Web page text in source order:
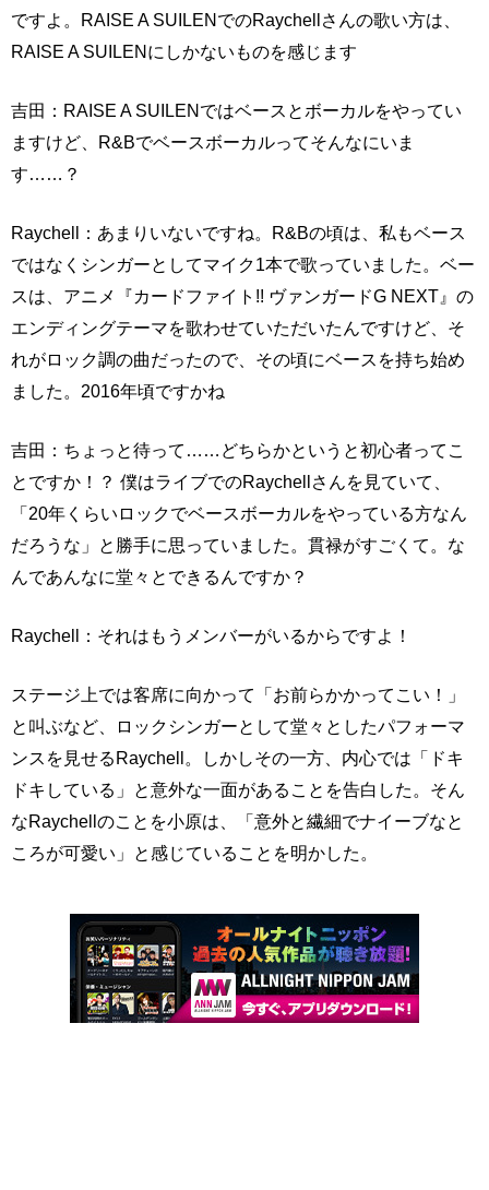
ですよ。RAISE A SUILENでのRaychellさんの歌い方は、
RAISE A SUILENにしかないものを感じます
吉田：RAISE A SUILENではベースとボーカルをやってい
ますけど、R&Bでベースボーカルってそんなにいま
す……？
Raychell：あまりいないですね。R&Bの頃は、私もベース
ではなくシンガーとしてマイク1本で歌っていました。ベー
スは、アニメ『カードファイト!! ヴァンガードG NEXT』の
エンディングテーマを歌わせていただいたんですけど、そ
れがロック調の曲だったので、その頃にベースを持ち始め
ました。2016年頃ですかね
吉田：ちょっと待って……どちらかというと初心者ってこ
とですか！？ 僕はライブでのRaychellさんを見ていて、
「20年くらいロックでベースボーカルをやっている方なん
だろうな」と勝手に思っていました。貫禄がすごくて。な
んであんなに堂々とできるんですか？
Raychell：それはもうメンバーがいるからですよ！
ステージ上では客席に向かって「お前らかかってこい！」
と叫ぶなど、ロックシンガーとして堂々としたパフォーマ
ンスを見せるRaychell。しかしその一方、内心では「ドキ
ドキしている」と意外な一面があることを告白した。そん
なRaychellのことを小原は、「意外と繊細でナイーブなと
ころが可愛い」と感じていることを明かした。